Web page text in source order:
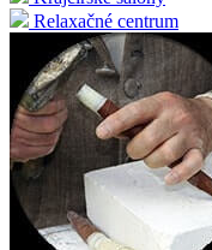
Relaxačné centrum